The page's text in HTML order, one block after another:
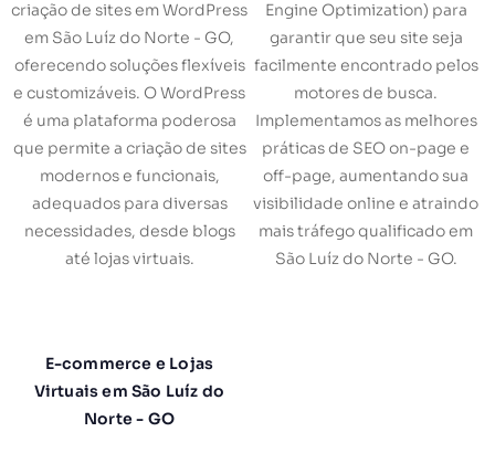
criação de sites em WordPress
em São Luíz do Norte - GO,
oferecendo soluções flexíveis
e customizáveis. O WordPress
é uma plataforma poderosa
que permite a criação de sites
modernos e funcionais,
adequados para diversas
necessidades, desde blogs
até lojas virtuais.
Engine Optimization) para
garantir que seu site seja
facilmente encontrado pelos
motores de busca.
Implementamos as melhores
práticas de SEO on-page e
off-page, aumentando sua
visibilidade online e atraindo
mais tráfego qualificado em
São Luíz do Norte - GO.
E-commerce e Lojas
Virtuais em São Luíz do
Norte - GO